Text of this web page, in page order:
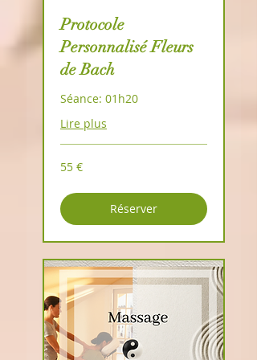
Protocole
Personnalisé Fleurs
de Bach
Séance: 01h20
Lire plus
55
euros
55 €
Réserver